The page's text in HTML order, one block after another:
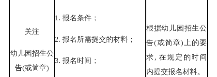
关注
幼儿园招生公
告(或简章)
1. 报名条件；
2. 报名所需提交的材料；
3. 报名时间；
根据幼儿园招生公
告(或简章)上的要
求, 在规定的时间
内提交报名材料。